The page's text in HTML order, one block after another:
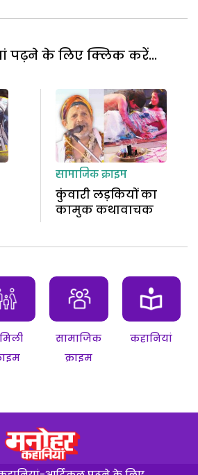
पढ़ने के लिए क्लिक करें...
सामाजिक क्राइम
कुंवारी लड़कियों का
कामुक कथावाचक
सामाजिक
क्राइम
कहानियां